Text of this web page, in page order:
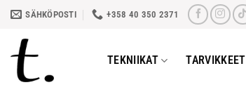
Skip
content
SÄHKÖPOSTI +358 40 350 2371
TEKNIIKAT TARVIKKEET